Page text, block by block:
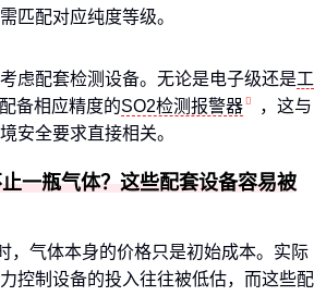
匹配对应纯度等级。
虑配套检测设备。无论是电子级还是工
备相应精度的SO2检测报警器
，这与
安全要求直接相关。
一瓶气体？这些配套设备容易被
，气体本身的价格只是初始成本。实际
控制设备的投入往往被低估，而这些配